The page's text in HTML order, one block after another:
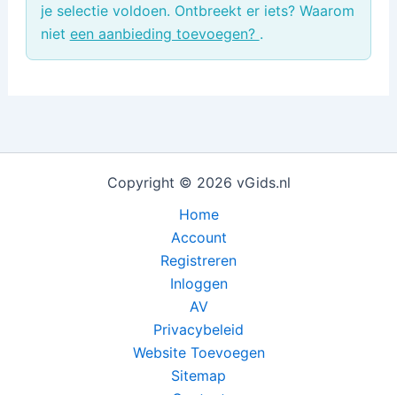
je selectie voldoen. Ontbreekt er iets? Waarom
niet een aanbieding toevoegen? .
Copyright © 2026 vGids.nl
Home
Account
Registreren
Inloggen
AV
Privacybeleid
Website Toevoegen
Sitemap